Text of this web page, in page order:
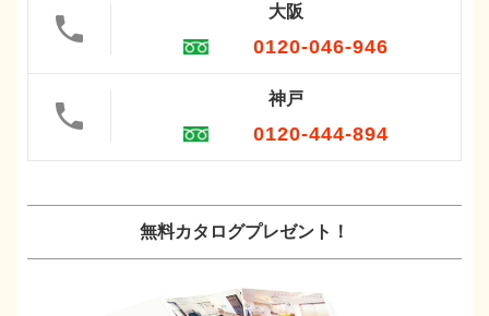
大阪
0120-046-946
神戸
0120-444-894
無料カタログプレゼント！